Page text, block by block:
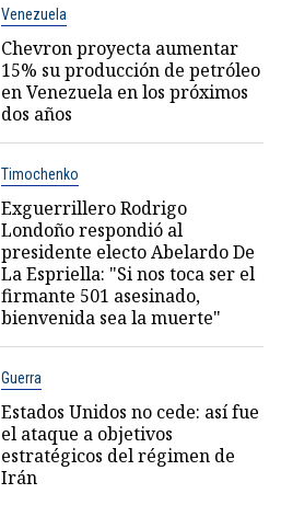
Venezuela
Chevron proyecta aumentar
15% su producción de petróleo
en Venezuela en los próximos
dos años
Timochenko
Exguerrillero Rodrigo
Londoño respondió al
presidente electo Abelardo De
La Espriella: "Si nos toca ser el
firmante 501 asesinado,
bienvenida sea la muerte"
Guerra
Estados Unidos no cede: así fue
el ataque a objetivos
estratégicos del régimen de
Irán